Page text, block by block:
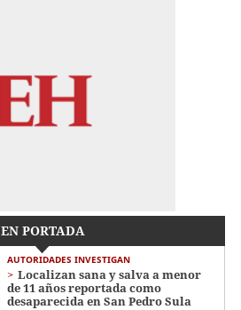
EN PORTADA
AUTORIDADES INVESTIGAN
Localizan sana y salva a menor
de 11 años reportada como
desaparecida en San Pedro Sula